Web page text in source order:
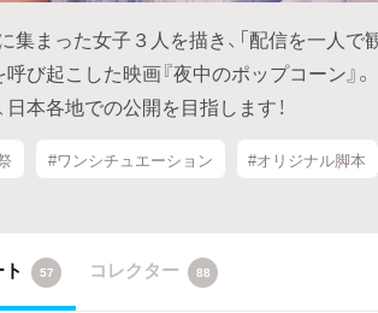
集まった女子３人を描き、「配信を一人で
び起こした映画『夜中のポップコーン』。
本各地での公開を目指します！
#ワンシチュエーション #オリジナル脚本
57 コレクター 88